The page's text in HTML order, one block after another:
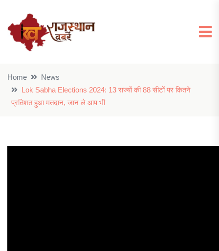
Home
News
Lok Sabha Elections 2024: 13 राज्यों की 88 सीटों पर कितने
प्रतिशत हुआ मतदान, जान ले आप भी